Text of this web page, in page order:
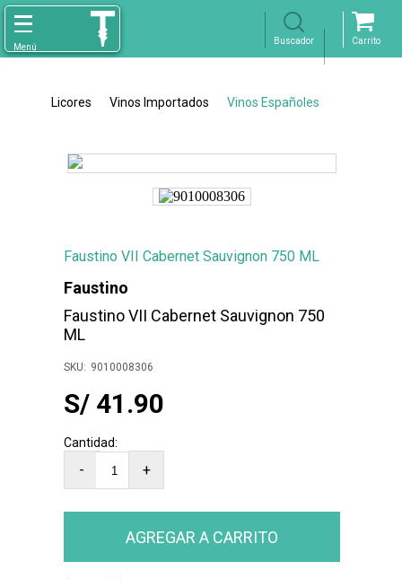
Licores Vinos Importados Vinos Españoles
Faustino VII Cabernet Sauvignon 750 ML
Faustino
Faustino VII Cabernet Sauvignon 750
ML
9010008306
S/ 41.90
- +